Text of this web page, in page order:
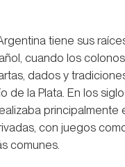
tiene sus
cuando los
dados y
de la Plata. En los
principalmente
con juegos
comunes.